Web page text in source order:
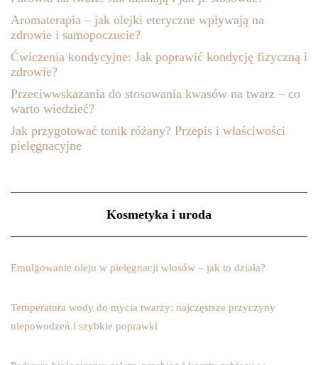
Aromaterapia – jak olejki eteryczne wpływają na
zdrowie i samopoczucie?
Ćwiczenia kondycyjne: Jak poprawić kondycję fizyczną i
zdrowie?
Przeciwwskazania do stosowania kwasów na twarz – co
warto wiedzieć?
Jak przygotować tonik różany? Przepis i właściwości
pielęgnacyjne
Kosmetyka i uroda
Emulgowanie oleju w pielęgnacji włosów – jak to działa?
Temperatura wody do mycia twarzy: najczęstsze przyczyny
niepowodzeń i szybkie poprawki